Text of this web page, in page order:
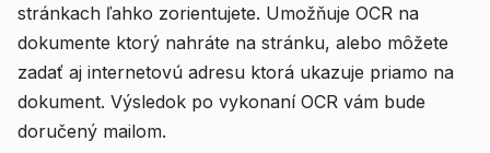
stránkach ľahko zorientujete. Umožňuje OCR na
dokumente ktorý nahráte na stránku, alebo môžete
zadať aj internetovú adresu ktorá ukazuje priamo na
dokument. Výsledok po vykonaní OCR vám bude
doručený mailom.